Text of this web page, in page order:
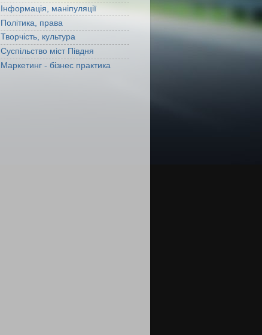
Інформація, маніпуляції
Політика, права
Творчість, культура
Суспільство міст Півдня
Маркетинг - бізнес практика